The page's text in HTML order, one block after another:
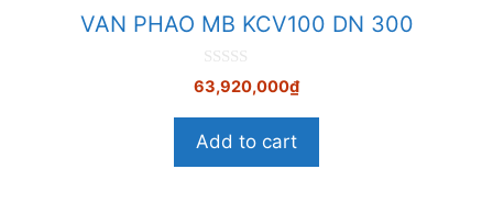
VAN PHAO MB KCV100 DN 300
0
n
à
5
63,920,000₫
Add to cart